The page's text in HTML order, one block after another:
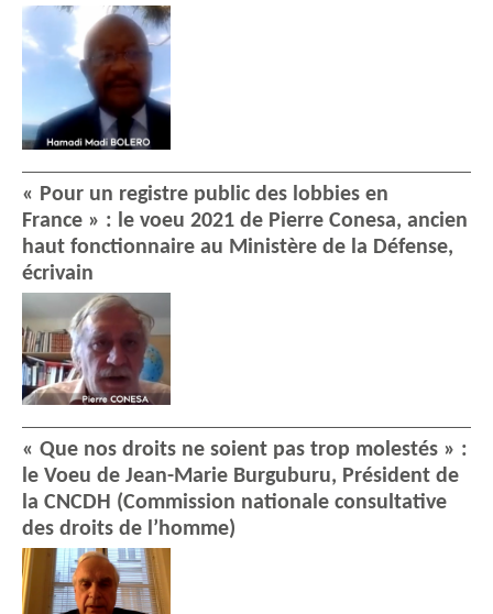
« Pour un registre public des lobbies en
France » : le voeu 2021 de Pierre Conesa, ancien
haut fonctionnaire au Ministère de la Défense,
écrivain
« Que nos droits ne soient pas trop molestés » :
le Voeu de Jean-Marie Burguburu, Président de
la CNCDH (Commission nationale consultative
des droits de l’homme)